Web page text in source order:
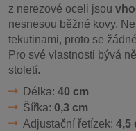
z nerezové oceli jsou
nesnesou běžné kovy.
tekutinami, proto se
Pro své vlastnosti bývá
století.
Délka: 40 cm
Šířka: 0,3 cm
Adjustační řetízek: 4,5